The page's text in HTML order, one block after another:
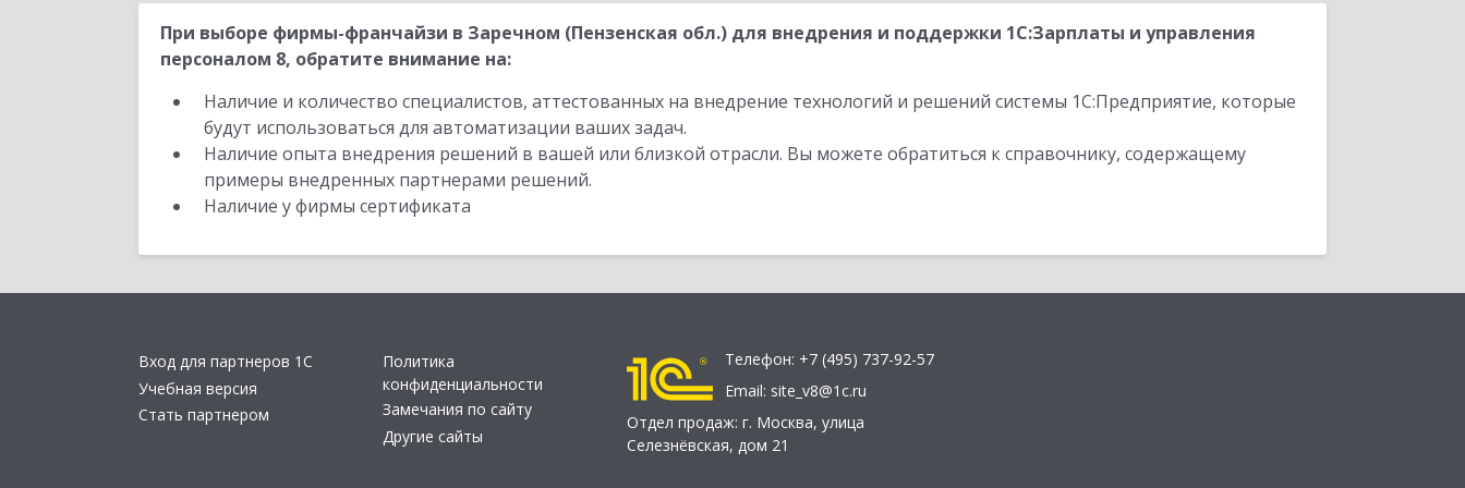
При выборе фирмы-франчайзи в Заречном (Пензенская обл.) для внедрения и поддержки 1С:Зарплаты и управления
персоналом 8, обратите внимание на:
Наличие и количество специалистов, аттестованных на внедрение технологий и решений системы 1С:Предприятие, которые
будут использоваться для автоматизации ваших задач.
Наличие опыта внедрения решений в вашей или близкой отрасли. Вы можете обратиться к справочнику, содержащему
примеры внедренных партнерами решений.
Наличие у фирмы сертификата
Вход для партнеров 1С
Учебная версия
Стать партнером
Политика
конфиденциальности
Замечания по сайту
Другие сайты
Телефон: +7 (495) 737-92-57
Email: site_v8@1c.ru
Отдел продаж: г. Москва, улица
Селезнёвская, дом 21